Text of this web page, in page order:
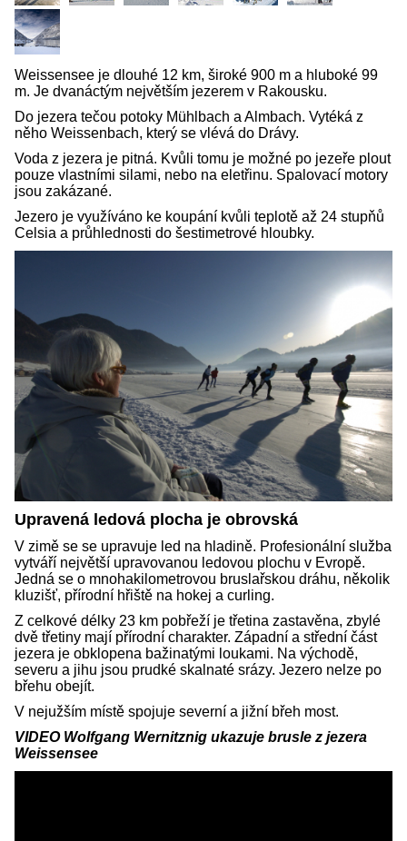
Weissensee je dlouhé 12 km, široké 900 m a hluboké 99
m. Je dvanáctým největším jezerem v Rakousku.
Do jezera tečou potoky Mühlbach a Almbach. Vytéká z
něho Weissenbach, který se vlévá do Drávy.
Voda z jezera je pitná. Kvůli tomu je možné po jezeře plout
pouze vlastními silami, nebo na eletřinu. Spalovací motory
jsou zakázané.
Jezero je využíváno ke koupání kvůli teplotě až 24 stupňů
Celsia a průhlednosti do šestimetrové hloubky.
Upravená ledová plocha je obrovská
V zimě se se upravuje led na hladině. Profesionální služba
vytváří největší upravovanou ledovou plochu v Evropě.
Jedná se o mnohakilometrovou bruslařskou dráhu, několik
kluzišť, přírodní hřiště na hokej a curling.
Z celkové délky 23 km pobřeží je třetina zastavěna, zbylé
dvě třetiny mají přírodní charakter. Západní a střední část
jezera je obklopena bažinatými loukami. Na východě,
severu a jihu jsou prudké skalnaté srázy. Jezero nelze po
břehu obejít.
V nejužším místě spojuje severní a jižní břeh most.
VIDEO Wolfgang Wernitznig ukazuje brusle z jezera
Weissensee